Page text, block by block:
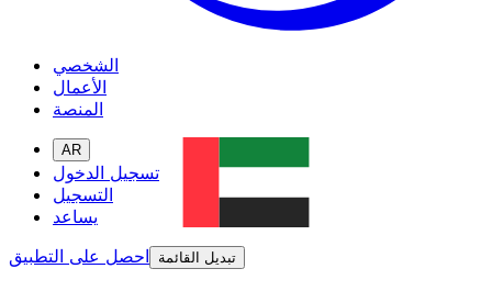
الشخصي
الأعمال
المنصة
AR
تسجيل الدخول
التسجيل
يساعد
احصل على التطبيق
تبديل القائمة